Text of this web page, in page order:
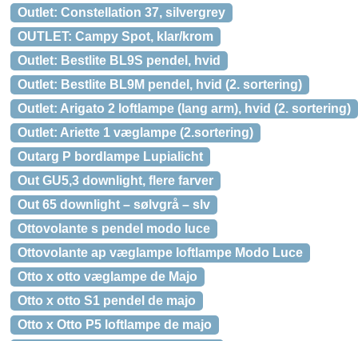
Outlet: Constellation 37, silvergrey
OUTLET: Campy Spot, klar/krom
Outlet: Bestlite BL9S pendel, hvid
Outlet: Bestlite BL9M pendel, hvid (2. sortering)
Outlet: Arigato 2 loftlampe (lang arm), hvid (2. sortering)
Outlet: Ariette 1 væglampe (2.sortering)
Outarg P bordlampe Lupialicht
Out GU5,3 downlight, flere farver
Out 65 downlight – sølvgrå – slv
Ottovolante s pendel modo luce
Ottovolante ap væglampe loftlampe Modo Luce
Otto x otto væglampe de Majo
Otto x otto S1 pendel de majo
Otto x Otto P5 loftlampe de majo